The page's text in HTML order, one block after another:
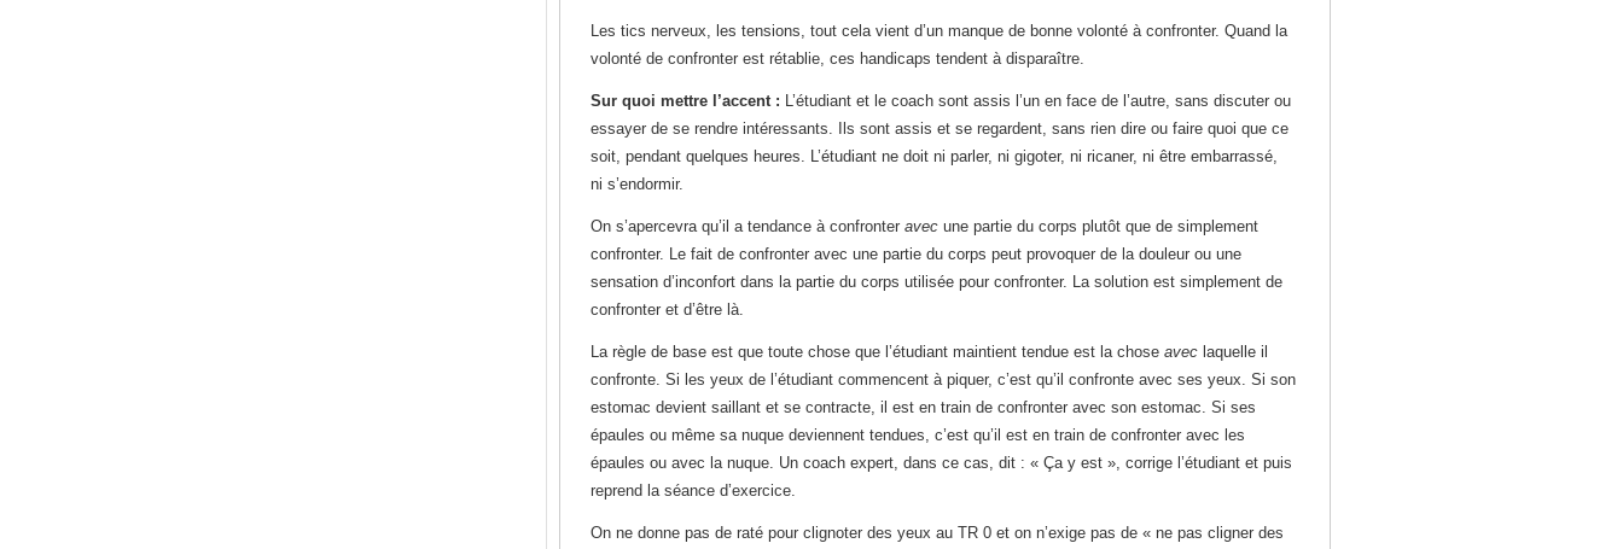
Les tics nerveux, les tensions, tout cela vient d’un manque de bonne volonté à confronter. Quand la
volonté de confronter est rétablie, ces handicaps tendent à disparaître.
Sur quoi mettre l’accent : L’étudiant et le coach sont assis l’un en face de l’autre, sans discuter ou
essayer de se rendre intéressants. Ils sont assis et se regardent, sans rien dire ou faire quoi que ce
soit, pendant quelques heures. L’étudiant ne doit ni parler, ni gigoter, ni ricaner, ni être embarrassé,
ni s’endormir.
On s’apercevra qu’il a tendance à confronter avec une partie du corps plutôt que de simplement
confronter. Le fait de confronter avec une partie du corps peut provoquer de la douleur ou une
sensation d’inconfort dans la partie du corps utilisée pour confronter. La solution est simplement de
confronter et d’être là.
La règle de base est que toute chose que l’étudiant maintient tendue est la chose avec laquelle il
confronte. Si les yeux de l’étudiant commencent à piquer, c’est qu’il confronte avec ses yeux. Si son
estomac devient saillant et se contracte, il est en train de confronter avec son estomac. Si ses
épaules ou même sa nuque deviennent tendues, c’est qu’il est en train de confronter avec les
épaules ou avec la nuque. Un coach expert, dans ce cas, dit : « Ça y est », corrige l’étudiant et puis
reprend la séance d’exercice.
On ne donne pas de raté pour clignoter des yeux au TR 0 et on n’exige pas de « ne pas cligner des